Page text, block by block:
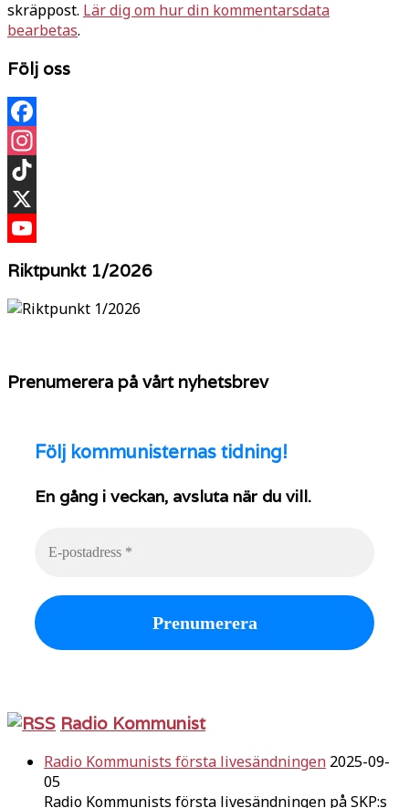
skräppost. Lär dig om hur din kommentarsdata
bearbetas.
Följ oss
Facebook
Instagram
TikTok
X
Riktpunkt 1/2026
Prenumerera på vårt nyhetsbrev
Följ kommunisternas tidning!
En gång i veckan, avsluta när du vill.
Radio Kommunist
Radio Kommunists första livesändningen 2025-09-
05
Radio Kommunists första livesändningen på SKP:s